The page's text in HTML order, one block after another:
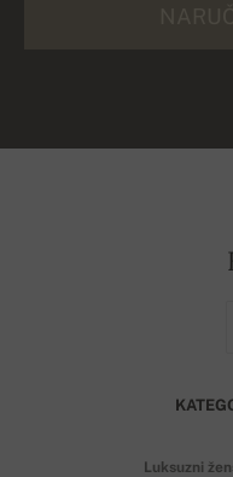
Luksuzni